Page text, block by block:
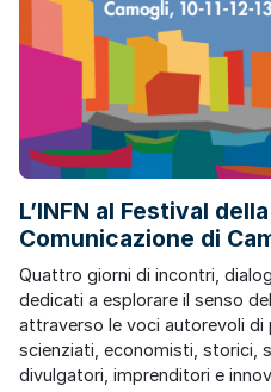
L’INFN al Festival della
Comunicazione di
Quattro giorni di incontri,
dedicati a esplorare il senso
attraverso le voci autorevoli di
scienziati, economisti, storici,
divulgatori, imprenditori e